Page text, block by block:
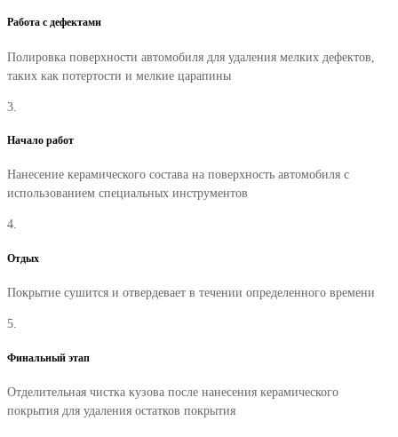
Работа с дефектами
Полировка поверхности автомобиля для удаления мелких дефектов,
таких как потертости и мелкие царапины
3.
Начало работ
Нанесение керамического состава на поверхность автомобиля с
использованием специальных инструментов
4.
Отдых
Покрытие сушится и отвердевает в течении определенного времени
5.
Финальный этап
Отделительная чистка кузова после нанесения керамического
покрытия для удаления остатков покрытия